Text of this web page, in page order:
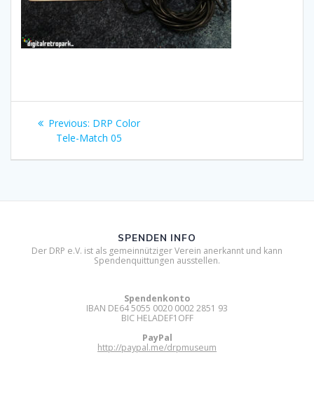
Beitragsnavigation
Previous: Previous
post:
DRP Color
Tele-Match 05
SPENDEN INFO
Der DRP e.V. ist als gemeinnütziger Verein anerkannt und kann
Spendenquittungen ausstellen.
Spendenkonto
IBAN DE64 5055 0020 0002 2851 93
BIC HELADEF1OFF
PayPal
http://paypal.me/drpmuseum